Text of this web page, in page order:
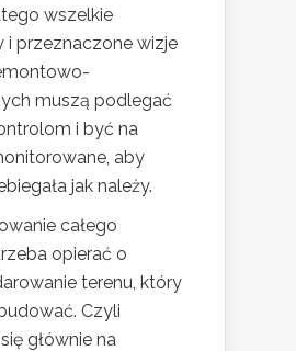
wszelkie
i przeznaczone wizje
muszą podlegać
i być na
aby
jak należy.
całego
opierać o
terenu, który
Czyli
głównie na